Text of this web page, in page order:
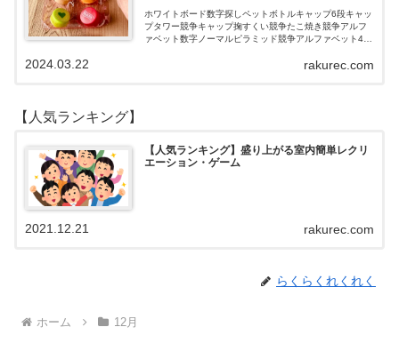
ホワイトボード数字探しペットボトルキャップ6段キャッ
プタワー競争キャップ掬すくい競争たこ焼き競争アルフ
ァベット数字ノーマルピラミッド競争アルファベット4段
rakurec.com
2024.03.22
【人気ランキング】
【人気ランキング】盛り上がる室内簡単レクリ
エーション・ゲーム
rakurec.com
2021.12.21
らくらくれくれく
ホーム 12月